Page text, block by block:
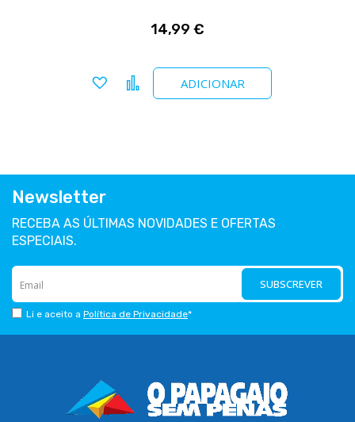
14,99 €
ADICIONAR
Adicionar a favoritos
Comparar
Newsletter
RECEBA AS ÚLTIMAS NOVIDADES E OFERTAS
ESPECIAIS.
SUBSCREVER
Li e aceito a Política de Privacidade*